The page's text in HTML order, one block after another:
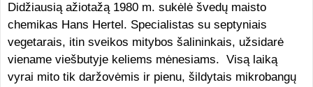
Didžiausią ažiotažą 1980 m. sukėlė švedų maisto
chemikas Hans Hertel. Specialistas su septyniais
vegetarais, itin sveikos mitybos šalininkais, užsidarė
viename viešbutyje keliems mėnesiams. Visą laiką
vyrai mito tik daržovėmis ir pienu, šildytais mikrobangų